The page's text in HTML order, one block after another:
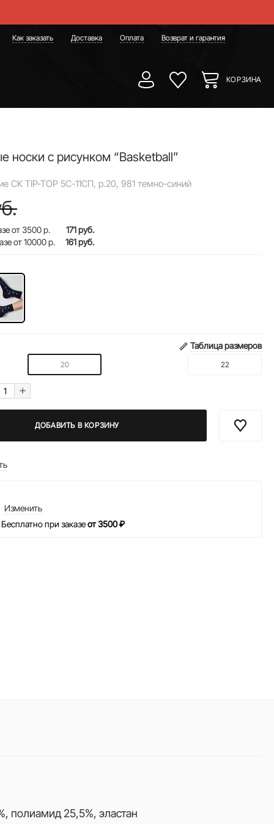
Как заказать Доставка Оплата Возврат и гарантия
КОРЗИНА
носки с рисунком “Basketball”
CK TIP-TOP 5С-11СП, р.20, 981 темно-синий
от 3500 р. 171 руб.
от 10000 р. 161 руб.
Таблица размеров
20 22
+
ДОБАВИТЬ В КОРЗИНУ
Изменить
при заказеот 3500 ₽
полиамид 25,5%, эластан